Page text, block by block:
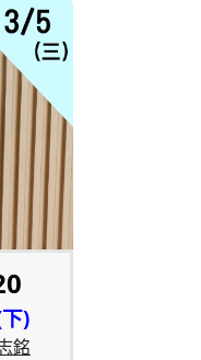
)
銘